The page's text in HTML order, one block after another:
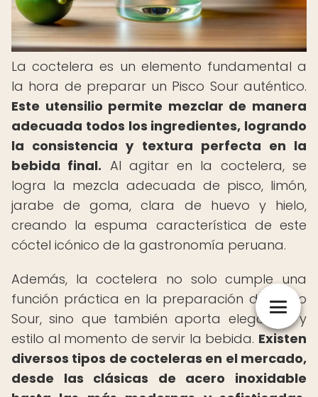
La coctelera es un elemento fundamental a
la hora de preparar un Pisco Sour auténtico.
Este utensilio permite mezclar de manera
adecuada todos los ingredientes, logrando
la consistencia y textura perfecta en la
bebida final. Al agitar en la coctelera, se
logra la mezcla adecuada de pisco, limón,
jarabe de goma, clara de huevo y hielo,
creando la espuma característica de este
cóctel icónico de la gastronomía peruana.
Además, la coctelera no solo cumple una
función práctica en la preparación del Pisco
Sour, sino que también aporta elegancia y
estilo al momento de servir la bebida. Existen
diversos tipos de cocteleras en el mercado,
desde las clásicas de acero inoxidable